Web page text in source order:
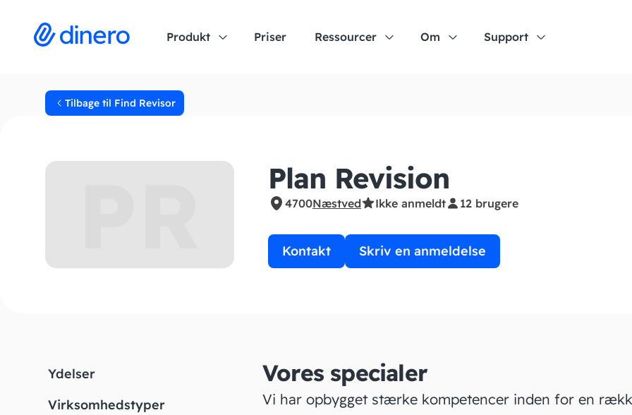
Produkt Priser Ressourcer Om Support
Tilbage til Find Revisor
Plan Revision
4700Næstved Ikke anmeldt 12 brugere
Kontakt Skriv en anmeldelse
Ydelser
Virksomhedstyper
Vores specialer
Vi har opbygget stærke kompetencer inden for en